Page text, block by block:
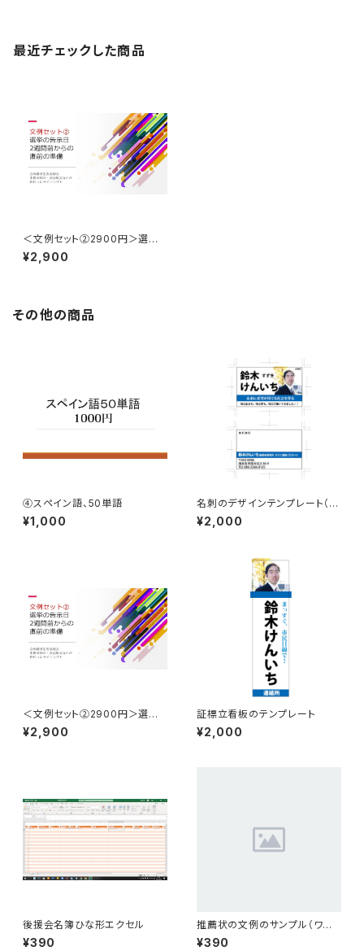
最近チェックした商品
＜文例セット②2900円＞選挙
直前2週間くらいになって必要に
なるだろう文例セット
¥2,900
その他の商品
④スペイン語、50単語
¥1,000
名刺のデザインテンプレート（イ
ラストレーター用）
¥2,000
＜文例セット②2900円＞選挙
直前2週間くらいになって必要に
なるだろう文例セット
¥2,900
証標立看板のテンプレート
¥2,000
後援会名簿ひな形エクセル
¥390
推薦状の文例のサンプル（ワー
ド）
¥390